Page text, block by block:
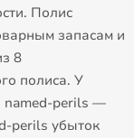
Полис
запасам и
8
полиса. У
named-perils —
perils убыток